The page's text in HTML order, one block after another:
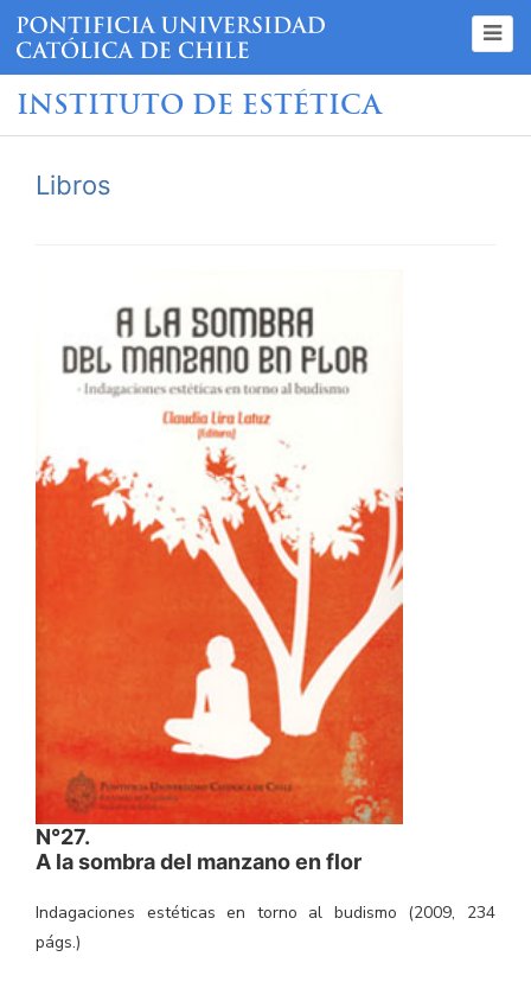
INSTITUTO DE ESTÉTICA
Libros
N°27.
A la sombra del manzano en flor
Indagaciones estéticas en torno al budismo (2009, 234
págs.)